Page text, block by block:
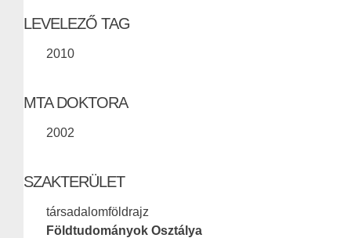
LEVELEZŐ TAG
2010
MTA DOKTORA
2002
SZAKTERÜLET
társadalomföldrajz
Földtudományok Osztálya